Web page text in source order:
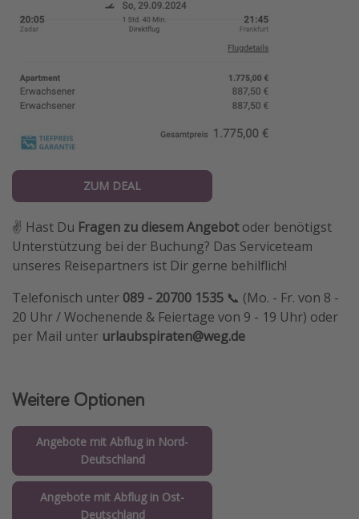
ZUM DEAL
✌️ Hast Du Fragen zu diesem Angebotoder benötigst
Unterstützung bei der Buchung? Das Serviceteam
unseres Reisepartners ist Dir gerne behilflich!
Telefonisch unter 089 - 20700 1535 📞 (Mo. - Fr. von 8 -
20 Uhr / Wochenende & Feiertage von 9 - 19 Uhr) oder
per Mail unter urlaubspiraten@weg.de
Weitere Optionen
Angebote mit Abflug in Nord-
Deutschland
Angebote mit Abflug in Ost-
Deutschland